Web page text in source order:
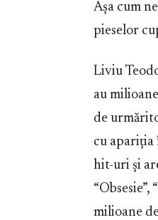
Așa cum
pieselor
Liviu
au
de
cu apariția
hit-uri și
milioane